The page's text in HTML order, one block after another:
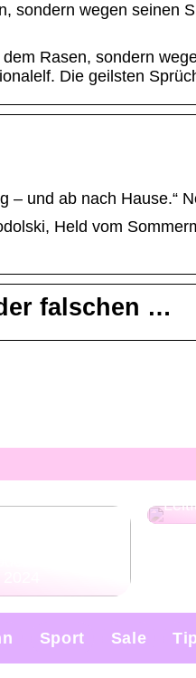
sondern wegen seinen
Rasen, sondern
Die geilsten
– und ab nach Hause.“
Held vom
falschen …
Sport Sale